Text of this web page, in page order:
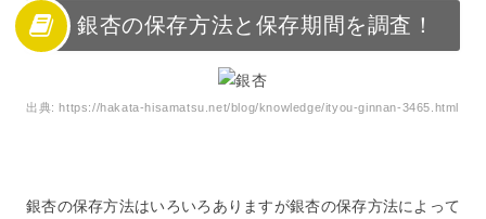
3
銀杏を冷蔵保存する方法
4
銀杏を冷凍保存する方法
銀杏を長持ちさせるには殻付きがポイント
6
銀杏を調理した後の保存
9
銀杏の保存方法を知って長持ちさせよう！
銀杏の保存方法と保存期間を調査！
出典:https://hakata-hisamatsu.net/blog/knowledge/ityou-ginnan-3465.html
銀杏の保存方法はいろいろありますが銀杏の保存方法によって